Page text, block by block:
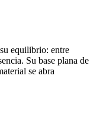
equilibrio: entre
Su base plana de
se abra